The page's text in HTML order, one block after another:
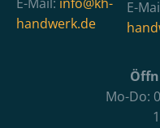
handwerk.de
E-
Mo-Do: